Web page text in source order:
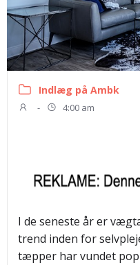
Indlæg på Ambk
- 4:00 am
I de seneste år er
trend inden for
tæpper har vundet